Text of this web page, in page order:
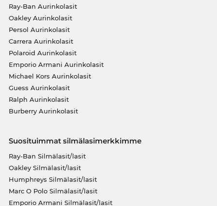
Ray-Ban Aurinkolasit
Oakley Aurinkolasit
Persol Aurinkolasit
Carrera Aurinkolasit
Polaroid Aurinkolasit
Emporio Armani Aurinkolasit
Michael Kors Aurinkolasit
Guess Aurinkolasit
Ralph Aurinkolasit
Burberry Aurinkolasit
Suosituimmat silmälasimerkkimme
Ray-Ban Silmälasit/lasit
Oakley Silmälasit/lasit
Humphreys Silmälasit/lasit
Marc O Polo Silmälasit/lasit
Emporio Armani Silmälasit/lasit